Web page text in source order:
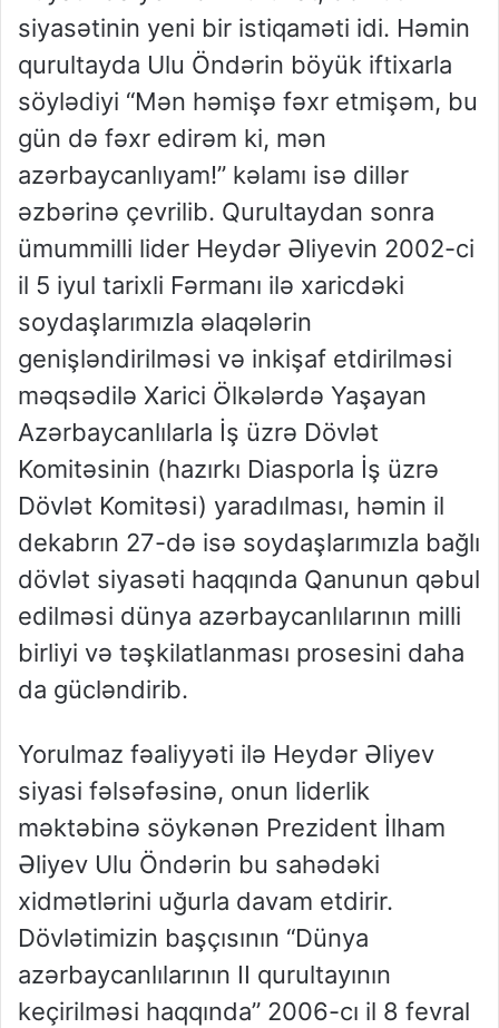
siyasətinin yeni bir istiqaməti idi. Həmin
qurultayda Ulu Öndərin böyük iftixarla
söylədiyi “Mən həmişə fəxr etmişəm, bu
gün də fəxr edirəm ki, mən
azərbaycanlıyam!” kəlamı isə dillər
əzbərinə çevrilib. Qurultaydan sonra
ümummilli lider Heydər Əliyevin 2002-ci
il 5 iyul tarixli Fərmanı ilə xaricdəki
soydaşlarımızla əlaqələrin
genişləndirilməsi və inkişaf etdirilməsi
məqsədilə Xarici Ölkələrdə Yaşayan
Azərbaycanlılarla İş üzrə Dövlət
Komitəsinin (hazırkı Diasporla İş üzrə
Dövlət Komitəsi) yaradılması, həmin il
dekabrın 27-də isə soydaşlarımızla bağlı
dövlət siyasəti haqqında Qanunun qəbul
edilməsi dünya azərbaycanlılarının milli
birliyi və təşkilatlanması prosesini daha
da gücləndirib.
Yorulmaz fəaliyyəti ilə Heydər Əliyev
siyasi fəlsəfəsinə, onun liderlik
məktəbinə söykənən Prezident İlham
Əliyev Ulu Öndərin bu sahədəki
xidmətlərini uğurla davam etdirir.
Dövlətimizin başçısının “Dünya
azərbaycanlılarının II qurultayının
keçirilməsi haqqında” 2006-cı il 8 fevral